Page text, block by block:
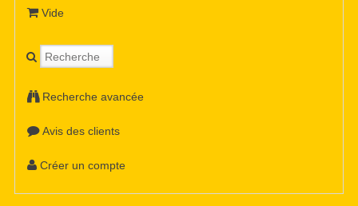
Vide
Recherche avancée
Avis des clients
Créer un compte